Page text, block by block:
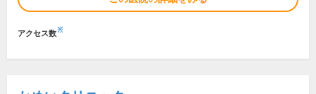
アクセス数※